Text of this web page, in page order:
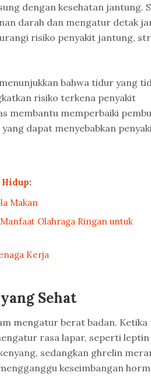
dengan kesehatan jantung.
darah dan mengatur detak
risiko penyakit jantung,
bahwa tidur yang
risiko terkena penyakit
membantu memperbaiki
dapat menyebabkan
Hidup:
Makan
Olahraga Ringan untuk
Kerja
Sehat
mengatur berat badan. Ketika
rasa lapar, seperti leptin
sedangkan ghrelin
keseimbangan